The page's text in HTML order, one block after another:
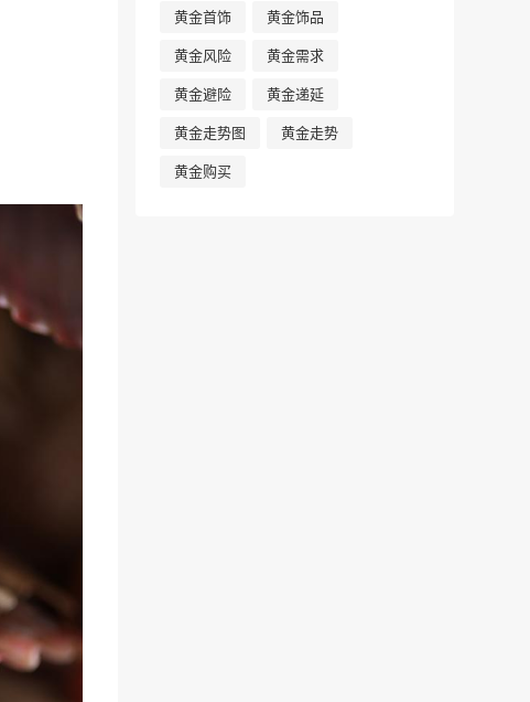
黄金首饰 黄金饰品
黄金风险 黄金需求
黄金避险 黄金递延
黄金走势图 黄金走势
黄金购买